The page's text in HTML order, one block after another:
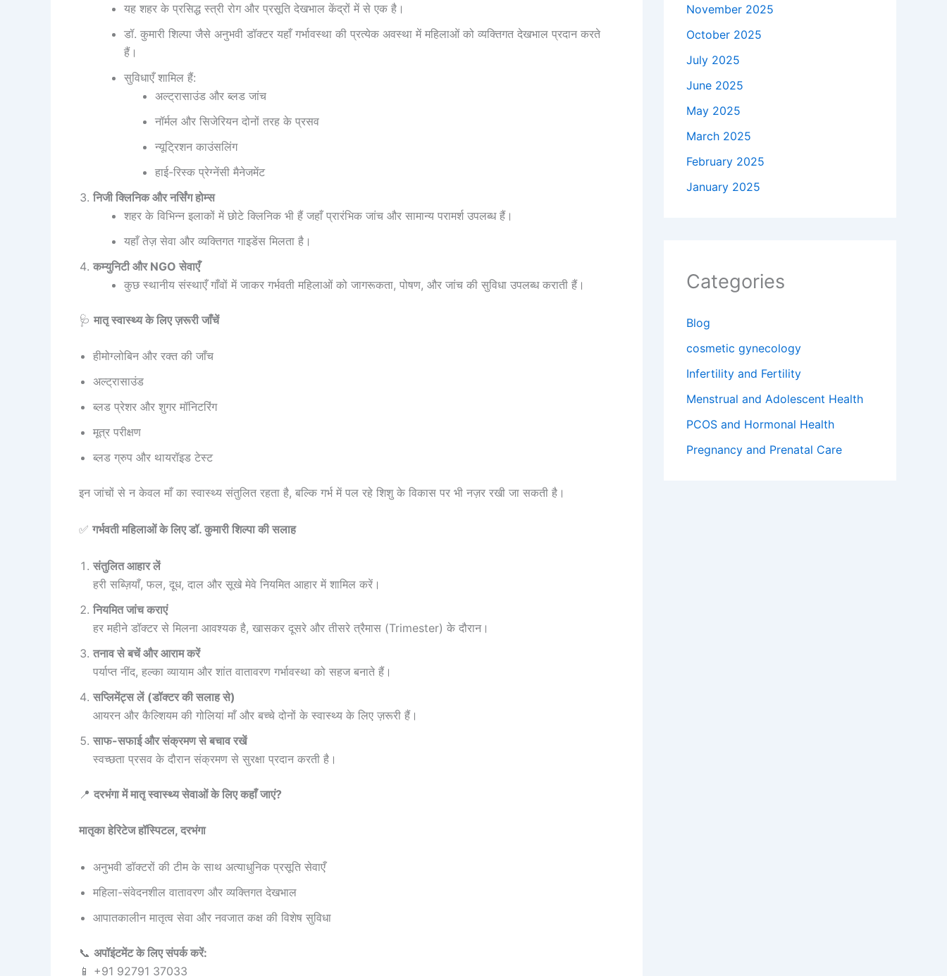
यह शहर के प्रसिद्ध स्त्री रोग और प्रसूति देखभाल केंद्रों में से एक है।
डॉ. कुमारी शिल्पा जैसे अनुभवी डॉक्टर यहाँ गर्भावस्था की प्रत्येक अवस्था में महिलाओं को व्यक्तिगत देखभाल प्रदान करते
हैं।
सुविधाएँ शामिल हैं:
अल्ट्रासाउंड और ब्लड जांच
नॉर्मल और सिजेरियन दोनों तरह के प्रसव
न्यूट्रिशन काउंसलिंग
हाई-रिस्क प्रेग्नेंसी मैनेजमेंट
निजी क्लिनिक और नर्सिंग होम्स
शहर के विभिन्न इलाकों में छोटे क्लिनिक भी हैं जहाँ प्रारंभिक जांच और सामान्य परामर्श उपलब्ध हैं।
यहाँ तेज़ सेवा और व्यक्तिगत गाइडेंस मिलता है।
कम्युनिटी और NGO सेवाएँ
कुछ स्थानीय संस्थाएँ गाँवों में जाकर गर्भवती महिलाओं को जागरूकता, पोषण, और जांच की सुविधा उपलब्ध कराती हैं।
🩺 मातृ स्वास्थ्य के लिए ज़रूरी जाँचें
हीमोग्लोबिन और रक्त की जाँच
अल्ट्रासाउंड
ब्लड प्रेशर और शुगर मॉनिटरिंग
मूत्र परीक्षण
ब्लड ग्रुप और थायरॉइड टेस्ट
इन जांचों से न केवल माँ का स्वास्थ्य संतुलित रहता है, बल्कि गर्भ में पल रहे शिशु के विकास पर भी नज़र रखी जा सकती है।
✅ गर्भवती महिलाओं के लिए डॉ. कुमारी शिल्पा की सलाह
संतुलित आहार लें
हरी सब्ज़ियाँ, फल, दूध, दाल और सूखे मेवे नियमित आहार में शामिल करें।
नियमित जांच कराएं
हर महीने डॉक्टर से मिलना आवश्यक है, खासकर दूसरे और तीसरे त्रैमास (Trimester) के दौरान।
तनाव से बचें और आराम करें
पर्याप्त नींद, हल्का व्यायाम और शांत वातावरण गर्भावस्था को सहज बनाते हैं।
सप्लिमेंट्स लें (डॉक्टर की सलाह से)
आयरन और कैल्शियम की गोलियां माँ और बच्चे दोनों के स्वास्थ्य के लिए ज़रूरी हैं।
साफ-सफाई और संक्रमण से बचाव रखें
स्वच्छता प्रसव के दौरान संक्रमण से सुरक्षा प्रदान करती है।
📍 दरभंगा में मातृ स्वास्थ्य सेवाओं के लिए कहाँ जाएं?
मातृका हेरिटेज हॉस्पिटल, दरभंगा
अनुभवी डॉक्टरों की टीम के साथ अत्याधुनिक प्रसूति सेवाएँ
महिला-संवेदनशील वातावरण और व्यक्तिगत देखभाल
आपातकालीन मातृत्व सेवा और नवजात कक्ष की विशेष सुविधा
📞 अपॉइंटमेंट के लिए संपर्क करें:
📱 +91 92791 37033
November 2025
October 2025
July 2025
June 2025
May 2025
March 2025
February 2025
January 2025
Categories
Blog
cosmetic gynecology
Infertility and Fertility
Menstrual and Adolescent Health
PCOS and Hormonal Health
Pregnancy and Prenatal Care